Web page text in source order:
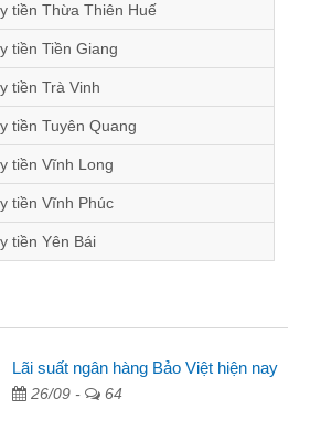
tiền Thừa Thiên Huế
tiền Tiền Giang
tiền Trà Vinh
tiền Tuyên Quang
tiền Vĩnh Long
tiền Vĩnh Phúc
tiền Yên Bái
trên facebook. Tôi là
nhật bạn bè, mà đọc
Lãi suất ngân hàng Bảo Việt hiện nay
26/09 - 64